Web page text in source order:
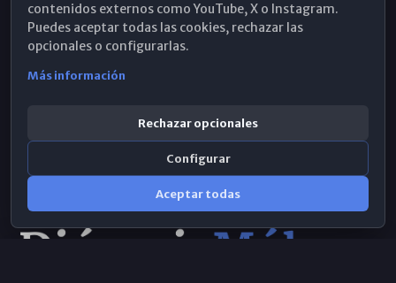
WhatsApp
contenidos externos como YouTube, X o Instagram.
Puedes aceptar todas las cookies, rechazar las
opcionales o configurarlas.
Más información
Rechazar opcionales
Configurar
Aceptar todas